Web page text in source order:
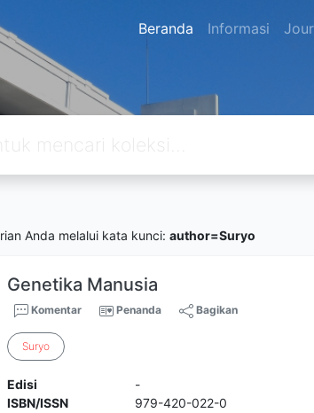
Beranda Informasi
Anda melalui kata kunci: author=Suryo
Genetika Manusia
Komentar Penanda Bagikan
Suryo
Edisi
-
ISBN/ISSN
979-420-022-0